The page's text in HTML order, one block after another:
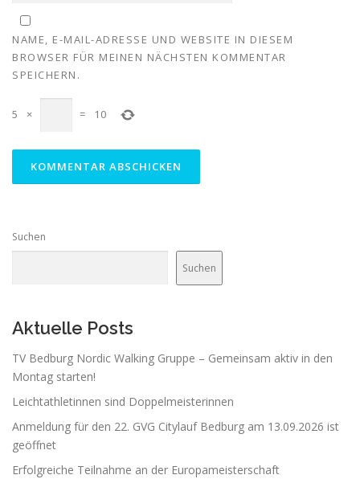
NAME, E-MAIL-ADRESSE UND WEBSITE IN DIESEM
BROWSER FÜR MEINEN NÄCHSTEN KOMMENTAR
SPEICHERN.
5 × = 10
Suchen
Suchen
Aktuelle Posts
TV Bedburg Nordic Walking Gruppe – Gemeinsam aktiv in den
Montag starten!
Leichtathletinnen sind Doppelmeisterinnen
Anmeldung für den 22. GVG Citylauf Bedburg am 13.09.2026 ist
geöffnet
Erfolgreiche Teilnahme an der Europameisterschaft